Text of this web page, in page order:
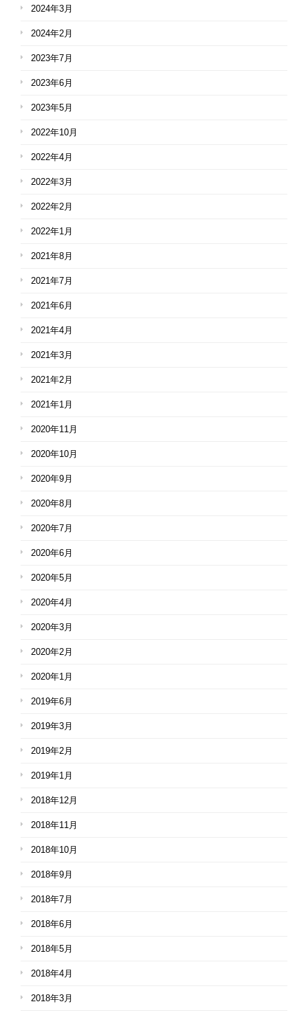
2024年3月
2024年2月
2023年7月
2023年6月
2023年5月
2022年10月
2022年4月
2022年3月
2022年2月
2022年1月
2021年8月
2021年7月
2021年6月
2021年4月
2021年3月
2021年2月
2021年1月
2020年11月
2020年10月
2020年9月
2020年8月
2020年7月
2020年6月
2020年5月
2020年4月
2020年3月
2020年2月
2020年1月
2019年6月
2019年3月
2019年2月
2019年1月
2018年12月
2018年11月
2018年10月
2018年9月
2018年7月
2018年6月
2018年5月
2018年4月
2018年3月